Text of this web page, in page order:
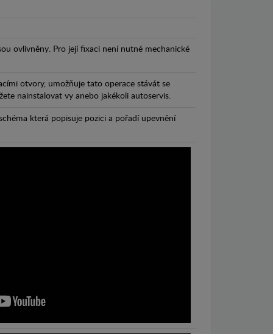
ovlivněny. Pro její fixaci není nutné mechanické
otvory, umožňuje tato operace stávát se
nainstalovat vy anebo jakékoli autoservis.
která popisuje pozici a pořadí upevnění